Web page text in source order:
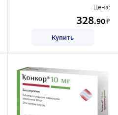
Цена:
328.90₽
Купить